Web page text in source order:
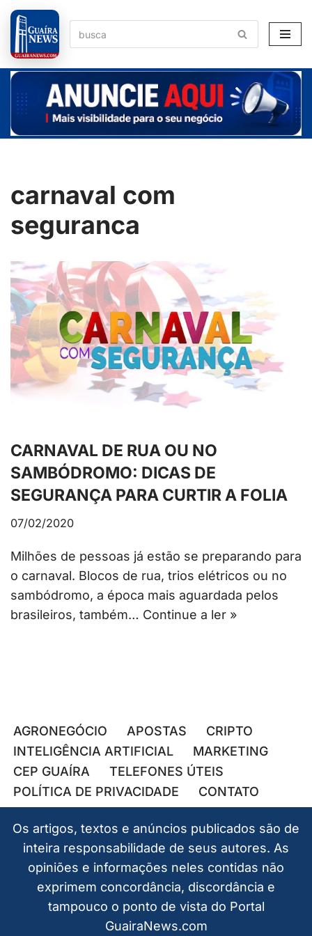
Pular
para
o
conteúdo
carnaval com
seguranca
CARNAVAL DE RUA OU NO
SAMBÓDROMO: DICAS DE
SEGURANÇA PARA CURTIR A FOLIA
07/02/2020
Milhões de pessoas já estão se preparando para
o carnaval. Blocos de rua, trios elétricos ou no
sambódromo, a época mais aguardada pelos
brasileiros, também… Continue a ler »
AGRONEGÓCIO APOSTAS
CRIPTO
INTELIGÊNCIA ARTIFICIAL
MARKETING
CEP GUAÍRA
TELEFONES ÚTEIS
POLÍTICA DE PRIVACIDADE
CONTATO
Os artigos, textos e anúncios publicados são de
inteira responsabilidade de seus autores. As
opiniões e informações neles contidas não
exprimem concordância, discordância e
tampouco o ponto de vista do Portal
GuairaNews.com